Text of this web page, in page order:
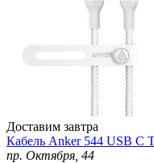
Доставим завтра
Кабель Anker 544 USB C
пр. Октября, 44